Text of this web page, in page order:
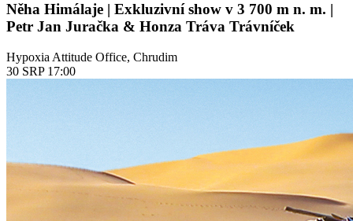
Něha Himálaje | Exkluzivní show v 3 700 m n. m. |
Petr Jan Juračka & Honza Tráva Trávníček
Hypoxia Attitude Office, Chrudim
30 SRP 17:00